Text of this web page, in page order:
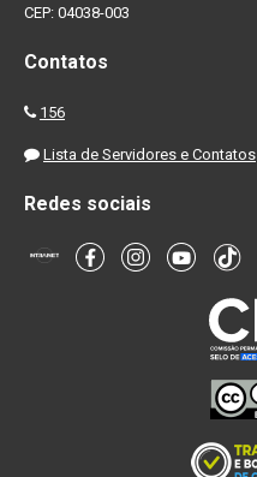
CEP: 04038-003
Contatos
156
Lista de Servidores e Contatos
Redes sociais